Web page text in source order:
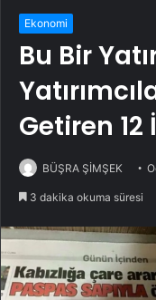
Ekonomi
Bu Bir
Getiren
BÜŞRA ŞİMŞEK
3 dakika okuma süresi